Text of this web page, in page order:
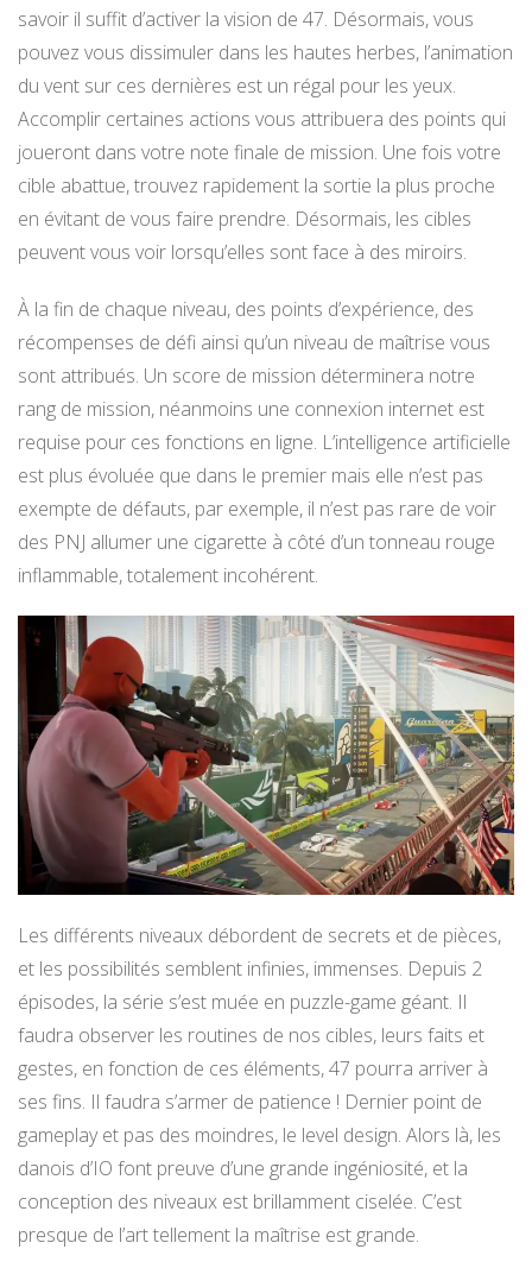
savoir il suffit d’activer la vision de 47. Désormais, vous
pouvez vous dissimuler dans les hautes herbes, l’animation
du vent sur ces dernières est un régal pour les yeux.
Accomplir certaines actions vous attribuera des points qui
joueront dans votre note finale de mission. Une fois votre
cible abattue, trouvez rapidement la sortie la plus proche
en évitant de vous faire prendre. Désormais, les cibles
peuvent vous voir lorsqu’elles sont face à des miroirs.
À la fin de chaque niveau, des points d’expérience, des
récompenses de défi ainsi qu’un niveau de maîtrise vous
sont attribués. Un score de mission déterminera notre
rang de mission, néanmoins une connexion internet est
requise pour ces fonctions en ligne. L’intelligence artificielle
est plus évoluée que dans le premier mais elle n’est pas
exempte de défauts, par exemple, il n’est pas rare de voir
des PNJ allumer une cigarette à côté d’un tonneau rouge
inflammable, totalement incohérent.
Les différents niveaux débordent de secrets et de pièces,
et les possibilités semblent infinies, immenses. Depuis 2
épisodes, la série s’est muée en puzzle-game géant. Il
faudra observer les routines de nos cibles, leurs faits et
gestes, en fonction de ces éléments, 47 pourra arriver à
ses fins. Il faudra s’armer de patience ! Dernier point de
gameplay et pas des moindres, le level design. Alors là, les
danois d’IO font preuve d’une grande ingéniosité, et la
conception des niveaux est brillamment ciselée. C’est
presque de l’art tellement la maîtrise est grande.